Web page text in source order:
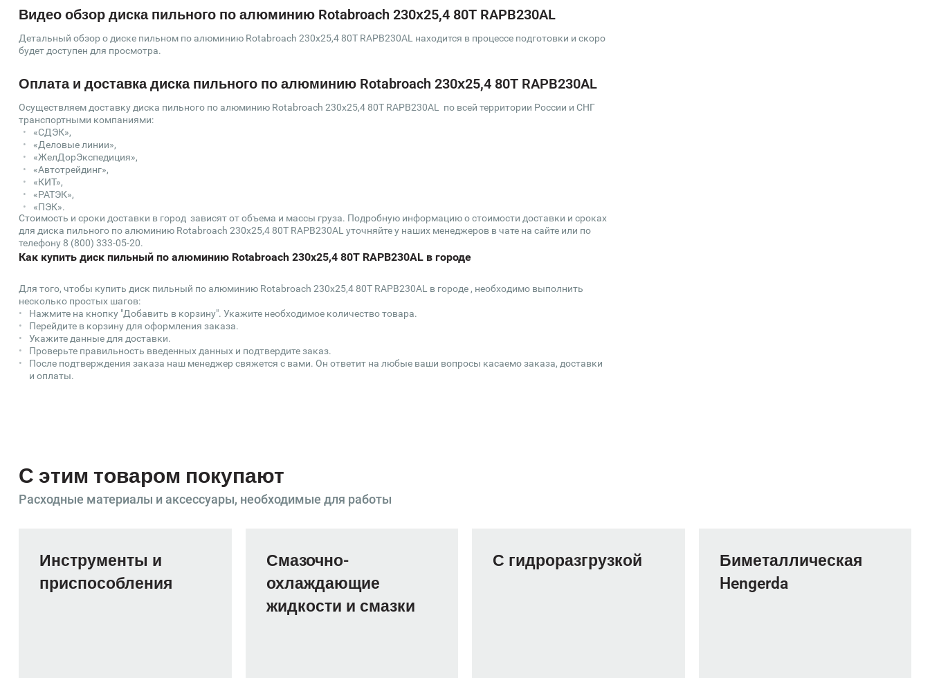
Видео обзор диска пильного по алюминию Rotabroach 230х25,4 80T RAPB230AL
Детальный обзор о диске пильном по алюминию Rotabroach 230х25,4 80T RAPB230AL находится в процессе подготовки и скоро
будет доступен для просмотра.
Оплата и доставка диска пильного по алюминию Rotabroach 230х25,4 80T RAPB230AL
Осуществляем доставку диска пильного по алюминию Rotabroach 230х25,4 80T RAPB230AL по всей территории России и СНГ
транспортными компаниями:
«СДЭК»,
«Деловые линии»,
«ЖелДорЭкспедиция»,
«Автотрейдинг»,
«КИТ»,
«РАТЭК»,
«ПЭК».
Стоимость и сроки доставки в город зависят от объема и массы груза. Подробную информацию о стоимости доставки и сроках
для диска пильного по алюминию Rotabroach 230х25,4 80T RAPB230AL уточняйте у наших менеджеров в чате на сайте или по
телефону 8 (800) 333-05-20.
Как купить диск пильный по алюминию Rotabroach 230х25,4 80T RAPB230AL в городе
Для того, чтобы купить диск пильный по алюминию Rotabroach 230х25,4 80T RAPB230AL в городе , необходимо выполнить
несколько простых шагов:
Нажмите на кнопку "Добавить в корзину". Укажите необходимое количество товара.
Перейдите в корзину для оформления заказа.
Укажите данные для доставки.
Проверьте правильность введенных данных и подтвердите заказ.
После подтверждения заказа наш менеджер свяжется с вами. Он ответит на любые ваши вопросы касаемо заказа, доставки
и оплаты.
С этим товаром покупают
Расходные материалы и аксессуары, необходимые для работы
Инструменты и
приспособления
Смазочно-
охлаждающие
жидкости и смазки
С гидроразгрузкой
Биметаллическая
Hengerda